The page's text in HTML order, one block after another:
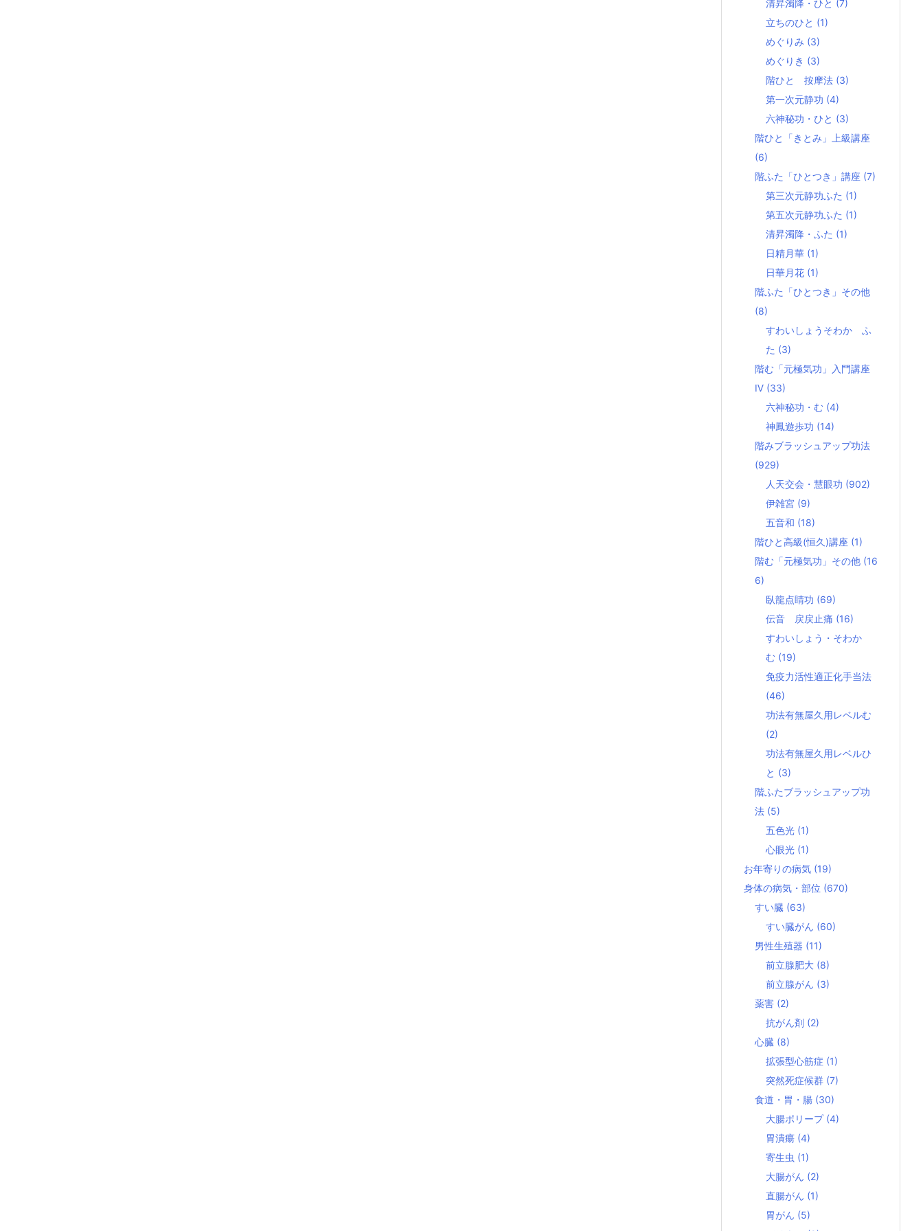
清昇濁降・ひと (7)
立ちのひと (1)
めぐりみ (3)
めぐりき (3)
階ひと 按摩法 (3)
第一次元静功 (4)
六神秘功・ひと (3)
階ひと「きとみ」上級講座
(6)
階ふた「ひとつき」講座 (7)
第三次元静功ふた (1)
第五次元静功ふた (1)
清昇濁降・ふた (1)
日精月華 (1)
日華月花 (1)
階ふた「ひとつき」その他
(8)
すわいしょうそわか ふ
た (3)
階む「元極気功」入門講座
Ⅳ (33)
六神秘功・む (4)
神鳳遊歩功 (14)
階みブラッシュアップ功法
(929)
人天交会・慧眼功 (902)
伊雑宮 (9)
五音和 (18)
階ひと高級(恒久)講座 (1)
階む「元極気功」その他 (16
6)
臥龍点睛功 (69)
伝音 戻戻止痛 (16)
すわいしょう・そわか
む (19)
免疫力活性適正化手当法
(46)
功法有無屋久用レベルむ
(2)
功法有無屋久用レベルひ
と (3)
階ふたブラッシュアップ功
法 (5)
五色光 (1)
心眼光 (1)
お年寄りの病気 (19)
身体の病気・部位 (670)
すい臓 (63)
すい臓がん (60)
男性生殖器 (11)
前立腺肥大 (8)
前立腺がん (3)
薬害 (2)
抗がん剤 (2)
心臓 (8)
拡張型心筋症 (1)
突然死症候群 (7)
食道・胃・腸 (30)
大腸ポリープ (4)
胃潰瘍 (4)
寄生虫 (1)
大腸がん (2)
直腸がん (1)
胃がん (5)